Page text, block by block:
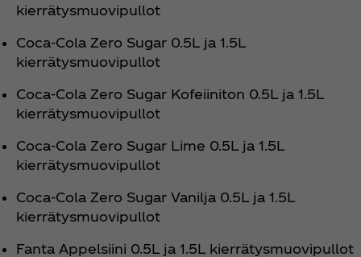
kierrätysmuovipullot
Coca‑Cola Zero Sugar 0.5L ja 1.5L
kierrätysmuovipullot
Coca‑Cola Zero Sugar Kofeiiniton 0.5L ja 1.5L
kierrätysmuovipullot
Coca‑Cola Zero Sugar Lime 0.5L ja 1.5L
kierrätysmuovipullot
Coca‑Cola Zero Sugar Vanilja 0.5L ja 1.5L
kierrätysmuovipullot
Fanta Appelsiini 0.5L ja 1.5L kierrätysmuovipullot